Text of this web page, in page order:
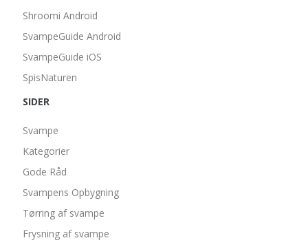
Shroomi Android
SvampeGuide Android
SvampeGuide iOS
SpisNaturen
SIDER
Svampe
Kategorier
Gode Råd
Svampens Opbygning
Tørring af svampe
Frysning af svampe